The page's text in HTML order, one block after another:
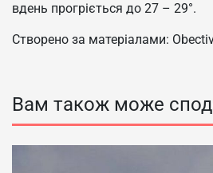
вдень прогріється до 27 – 29°.
Створено за матеріалами:
Вам також може